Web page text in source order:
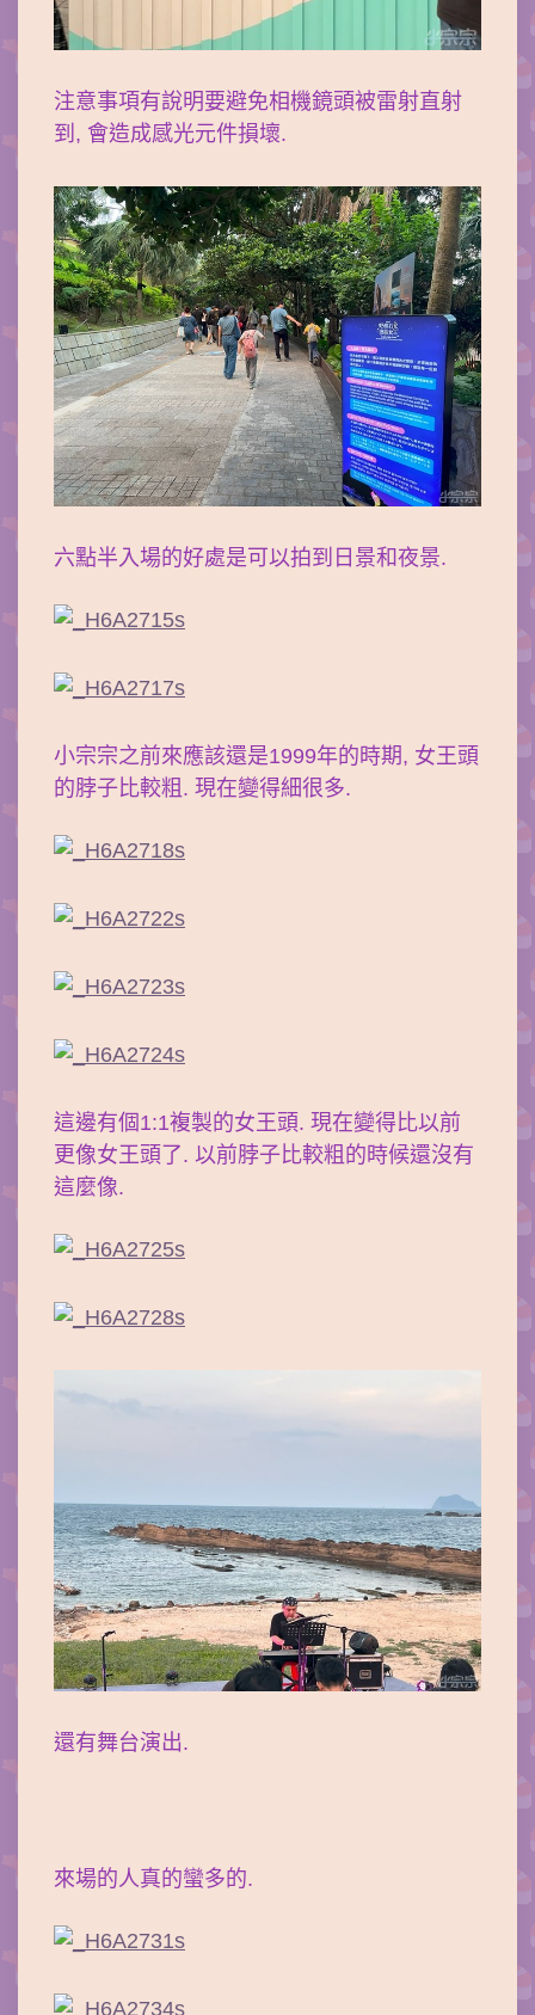
注意事項有說明要避免相機鏡頭被雷射直射
到, 會造成感光元件損壞.
六點半入場的好處是可以拍到日景和夜景.
小宗宗之前來應該還是1999年的時期, 女王頭
的脖子比較粗. 現在變得細很多.
這邊有個1:1複製的女王頭. 現在變得比以前
更像女王頭了. 以前脖子比較粗的時候還沒有
這麼像.
還有舞台演出.
來場的人真的蠻多的.